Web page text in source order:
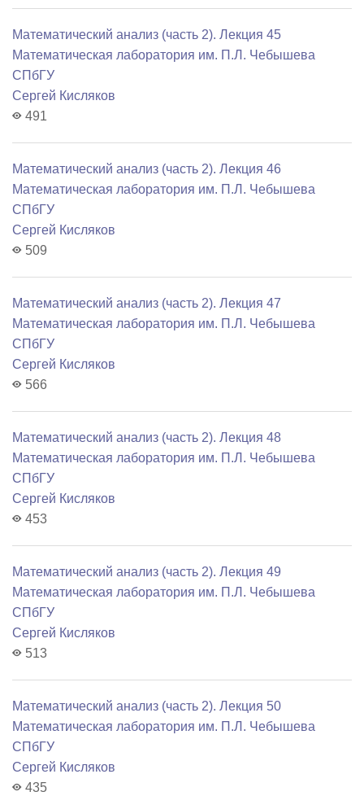
Математический анализ (часть 2). Лекция 45
Математичеcкая лаборатория им. П.Л. Чебышева
СПбГУ
Сергей Кисляков
491
Математический анализ (часть 2). Лекция 46
Математичеcкая лаборатория им. П.Л. Чебышева
СПбГУ
Сергей Кисляков
509
Математический анализ (часть 2). Лекция 47
Математичеcкая лаборатория им. П.Л. Чебышева
СПбГУ
Сергей Кисляков
566
Математический анализ (часть 2). Лекция 48
Математичеcкая лаборатория им. П.Л. Чебышева
СПбГУ
Сергей Кисляков
453
Математический анализ (часть 2). Лекция 49
Математичеcкая лаборатория им. П.Л. Чебышева
СПбГУ
Сергей Кисляков
513
Математический анализ (часть 2). Лекция 50
Математичеcкая лаборатория им. П.Л. Чебышева
СПбГУ
Сергей Кисляков
435